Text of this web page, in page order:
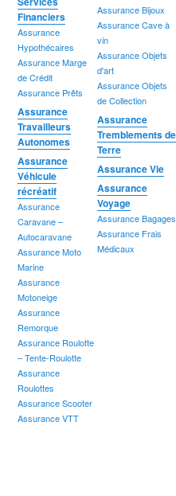
Assurance Bijoux
Assurance Cave à
vin
Assurance Objets
d'art
Assurance Objets
de Collection
Financiers
Assurance
Hypothécaires
Assurance Marge
de Crédit
Assurance Prêts
Assurance
Travailleurs
Autonomes
Assurance
Tremblements de
Terre
Assurance
Véhicule
récréatif
Assurance
Caravane –
Autocaravane
Assurance Moto
Marine
Assurance
Motoneige
Assurance
Remorque
Assurance Roulotte
– Tente-Roulotte
Assurance
Roulottes
Assurance Scooter
Assurance VTT
Assurance Vie
Assurance
Voyage
Assurance Bagages
Assurance Frais
Médicaux